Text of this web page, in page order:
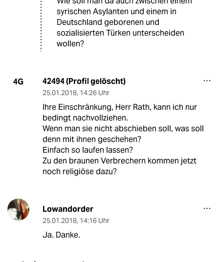
syrischen Asylanten und einem in
Deutschland geborenen und
sozialisierten Türken unterscheiden
wollen?
4G 42494 (Profil gelöscht)
25.01.2018, 14:26 Uhr
Ihre Einschränkung, Herr Rath, kann ich nur
bedingt nachvollziehen.
Wenn man sie nicht abschieben soll, was soll
denn mit ihnen geschehen?
Einfach so laufen lassen?
Zu den braunen Verbrechern kommen jetzt
noch religiöse dazu?
Lowandorder
25.01.2018, 14:16 Uhr
Ja. Danke.